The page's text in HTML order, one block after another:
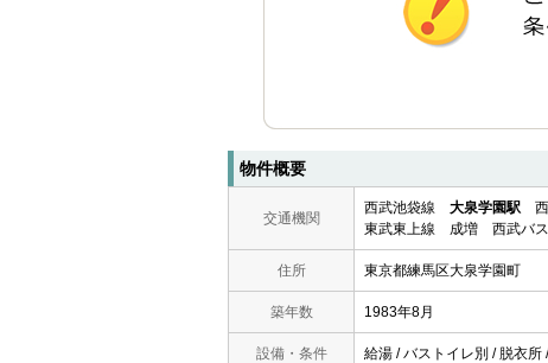
物件概要
交通機関
西武池袋線 大泉学園駅 西
東武東上線 成増 西武バ
住所 東京都練馬区大泉学園町
築年数 1983年8月
設備・条件
給湯 / バストイレ別 / 脱衣所